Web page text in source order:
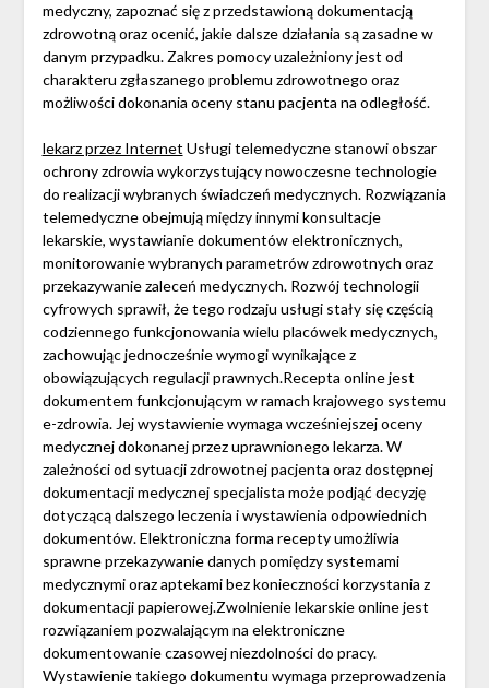
medyczny, zapoznać się z przedstawioną dokumentacją
zdrowotną oraz ocenić, jakie dalsze działania są zasadne w
danym przypadku. Zakres pomocy uzależniony jest od
charakteru zgłaszanego problemu zdrowotnego oraz
możliwości dokonania oceny stanu pacjenta na odległość.
lekarz przez Internet Usługi telemedyczne stanowi obszar
ochrony zdrowia wykorzystujący nowoczesne technologie
do realizacji wybranych świadczeń medycznych. Rozwiązania
telemedyczne obejmują między innymi konsultacje
lekarskie, wystawianie dokumentów elektronicznych,
monitorowanie wybranych parametrów zdrowotnych oraz
przekazywanie zaleceń medycznych. Rozwój technologii
cyfrowych sprawił, że tego rodzaju usługi stały się częścią
codziennego funkcjonowania wielu placówek medycznych,
zachowując jednocześnie wymogi wynikające z
obowiązujących regulacji prawnych.Recepta online jest
dokumentem funkcjonującym w ramach krajowego systemu
e-zdrowia. Jej wystawienie wymaga wcześniejszej oceny
medycznej dokonanej przez uprawnionego lekarza. W
zależności od sytuacji zdrowotnej pacjenta oraz dostępnej
dokumentacji medycznej specjalista może podjąć decyzję
dotyczącą dalszego leczenia i wystawienia odpowiednich
dokumentów. Elektroniczna forma recepty umożliwia
sprawne przekazywanie danych pomiędzy systemami
medycznymi oraz aptekami bez konieczności korzystania z
dokumentacji papierowej.Zwolnienie lekarskie online jest
rozwiązaniem pozwalającym na elektroniczne
dokumentowanie czasowej niezdolności do pracy.
Wystawienie takiego dokumentu wymaga przeprowadzenia